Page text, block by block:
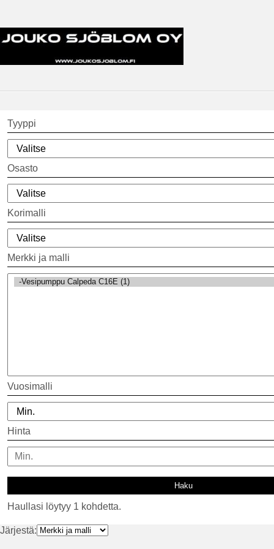
Tyyppi
Osasto
Korimalli
Merkki ja malli
Vuosimalli
Hinta
Haullasi löytyy 1 kohdetta.
Järjestä: